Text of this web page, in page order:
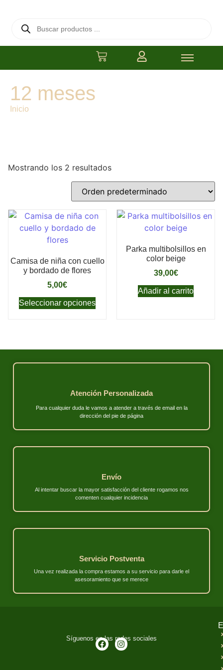
12 meses
Inicio
Mostrando los 2 resultados
Camisa de niña con cuello
y bordado de flores
5,00€
Seleccionar opciones
Parka multibolsillos en
color beige
39,00€
Añadir al carrito
Atención Personalizada
Para cualquier duda le vamos a atender a través de email en la
dirección del pie de página
Envío
Al intentar buscar la mayor satisfacción del cliente rogamos nos
comenten cualquier incidencia
Servicio Postventa
Una vez realizada la compra estamos a su servicio para darle el
asesoramiento que se merece
Síguenos en las redes sociales